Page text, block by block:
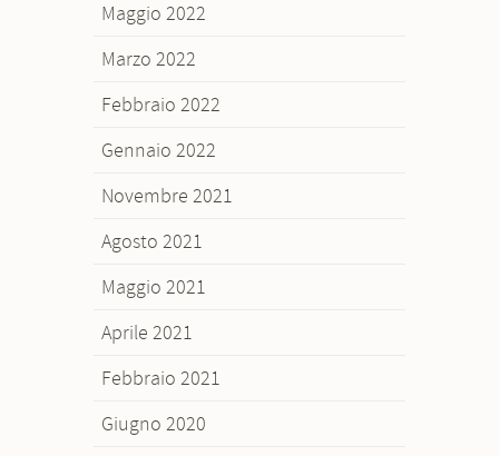
Maggio 2022
Marzo 2022
Febbraio 2022
Gennaio 2022
Novembre 2021
Agosto 2021
Maggio 2021
Aprile 2021
Febbraio 2021
Giugno 2020